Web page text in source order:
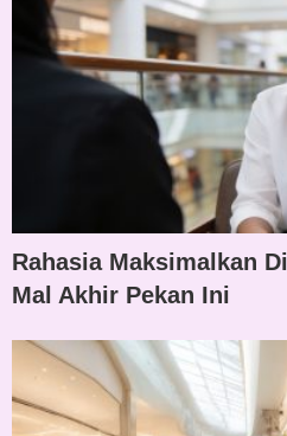
Rahasia Maksimalkan
Mal Akhir Pekan Ini